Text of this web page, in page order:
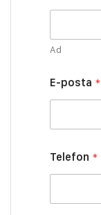
Ad
o
y
d
M
e
s
j
E-posta *
Telefon *